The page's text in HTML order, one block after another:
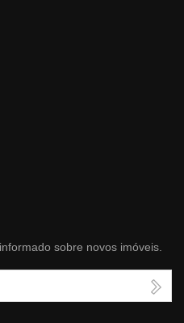
sobre novos imóveis.